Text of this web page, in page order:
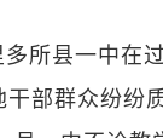
所县一中在
部群众纷纷